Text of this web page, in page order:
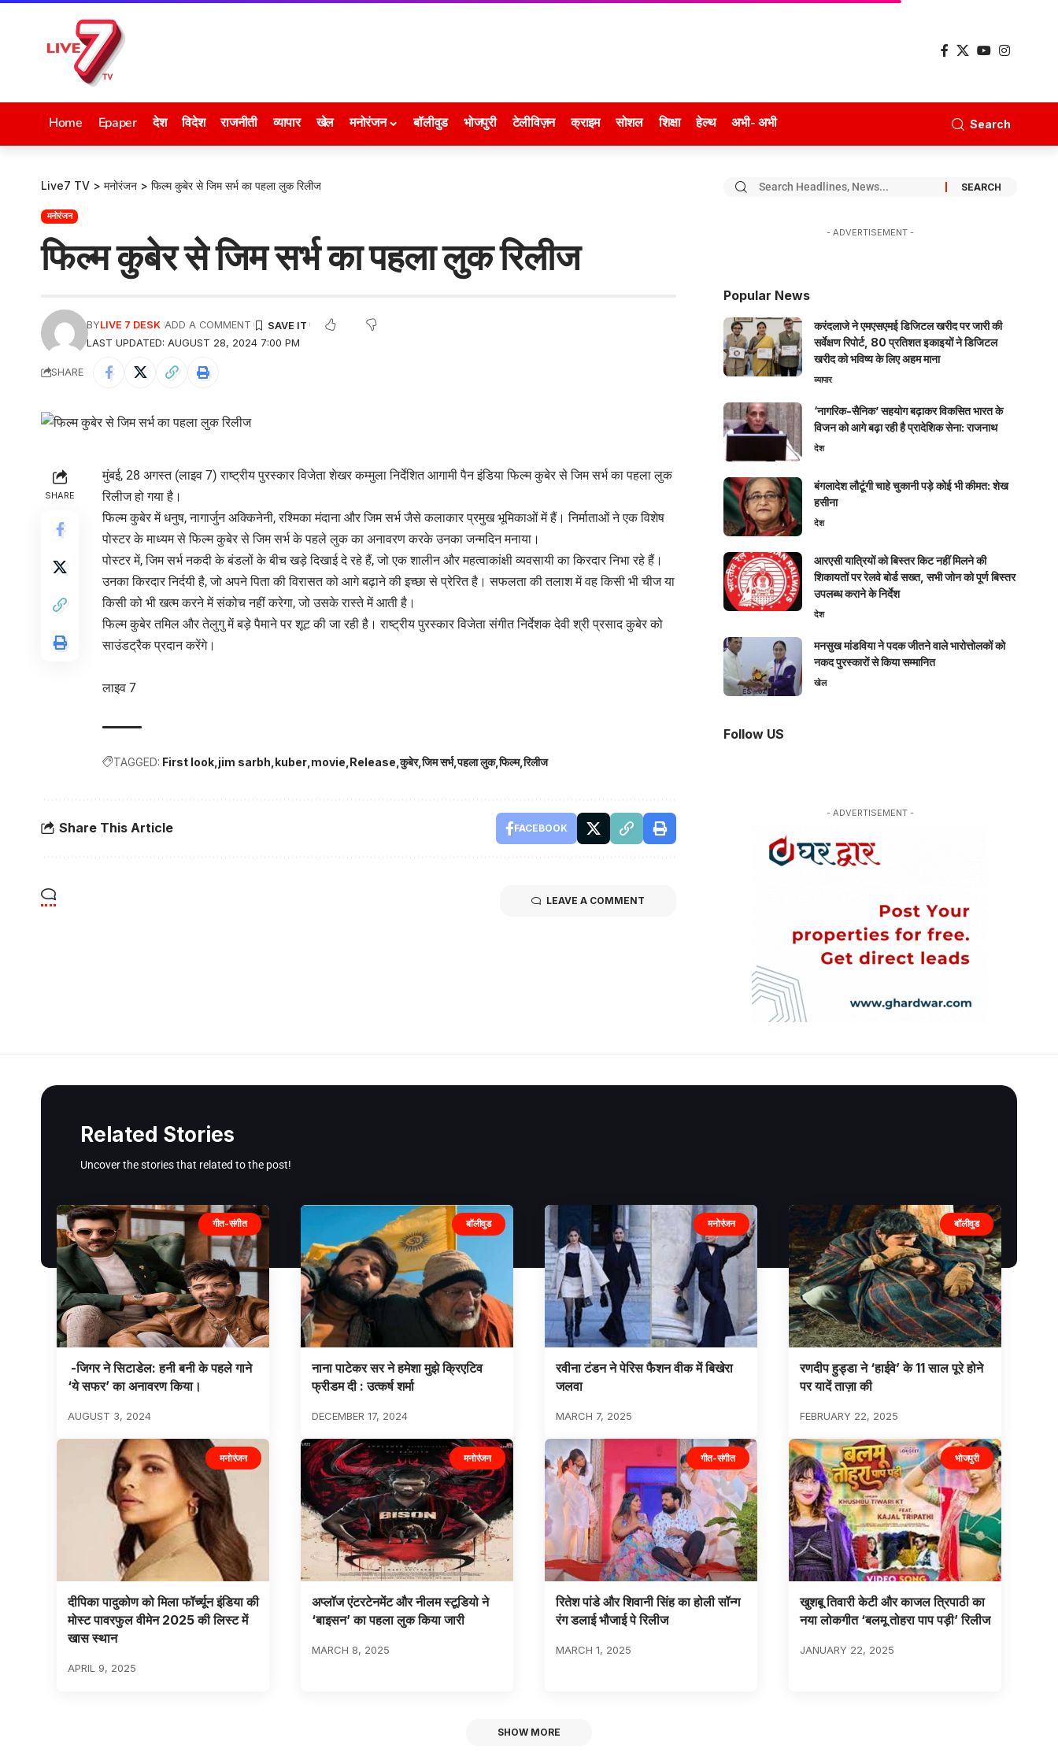
Home Epaper देश विदेश राजनीती व्यापार खेल मनोरंजन बॉलीवुड भोजपुरी टेलीविज़न क्राइम सोशल शिक्षा हेल्थ अभी- अभी Search
Live7 TV > मनोरंजन > फिल्म कुबेर से जिम सर्भ का पहला लुक रिलीज
मनोरंजन
फिल्म कुबेर से जिम सर्भ का पहला लुक रिलीज
LAST UPDATED: AUGUST 28, 2024 7:00 PM
BYLIVE 7 DESK ADD A COMMENT
SHARE
SHARE
मुंबई, 28 अगस्त (लाइव 7) राष्ट्रीय पुरस्कार विजेता शेखर कम्मुला निर्देशित आगामी पैन इंडिया फिल्म कुबेर से जिम सर्भ का पहला लुक
रिलीज हो गया है।
फिल्म कुबेर में धनुष, नागार्जुन अक्किनेनी, रश्मिका मंदाना और जिम सर्भ जैसे कलाकार प्रमुख भूमिकाओं में हैं। निर्माताओं ने एक विशेष
पोस्टर के माध्यम से फिल्म कुबेर से जिम सर्भ के पहले लुक का अनावरण करके उनका जन्मदिन मनाया।
पोस्टर में, जिम सर्भ नकदी के बंडलों के बीच खड़े दिखाई दे रहे हैं, जो एक शालीन और महत्वाकांक्षी व्यवसायी का किरदार निभा रहे हैं।
उनका किरदार निर्दयी है, जो अपने पिता की विरासत को आगे बढ़ाने की इच्छा से प्रेरित है। सफलता की तलाश में वह किसी भी चीज या
किसी को भी खत्म करने में संकोच नहीं करेगा, जो उसके रास्ते में आती है।
फिल्म कुबेर तमिल और तेलुगु में बड़े पैमाने पर शूट की जा रही है। राष्ट्रीय पुरस्कार विजेता संगीत निर्देशक देवी श्री प्रसाद कुबेर को
साउंडट्रैक प्रदान करेंगे।
लाइव 7
TAGGED: First look jim sarbh kuber movie Release कुबेर जिम सर्भ पहला लुक फिल्म रिलीज
Share This Article FACEBOOK
LEAVE A COMMENT
- ADVERTISEMENT -
Popular News
करंदलाजे ने एमएसएमई डिजिटल खरीद पर जारी की
सर्वेक्षण रिपोर्ट, 80 प्रतिशत इकाइयों ने डिजिटल
खरीद को भविष्य के लिए अहम माना
व्यापार
‘नागरिक-सैनिक’ सहयोग बढ़ाकर विकसित भारत के
विजन को आगे बढ़ा रही है प्रादेशिक सेना: राजनाथ
देश
बंगलादेश लौटूंगी चाहे चुकानी पड़े कोई भी कीमत: शेख
हसीना
देश
आरएसी यात्रियों को बिस्तर किट नहीं मिलने की
शिकायतों पर रेलवे बोर्ड सख्त, सभी जोन को पूर्ण बिस्तर
उपलब्ध कराने के निर्देश
देश
मनसुख मांडविया ने पदक जीतने वाले भारोत्तोलकों को
नकद पुरस्कारों से किया सम्मानित
खेल
Follow US
- ADVERTISEMENT -
Related Stories
Uncover the stories that related to the post!
गीत-संगीत
-जिगर ने सिटाडेल: हनी बनी के पहले गाने
‘ये सफर’ का अनावरण किया।
AUGUST 3, 2024
बॉलीवुड
नाना पाटेकर सर ने हमेशा मुझे क्रिएटिव
फ्रीडम दी : उत्कर्ष शर्मा
DECEMBER 17, 2024
मनोरंजन
रवीना टंडन ने पेरिस फैशन वीक में बिखेरा
जलवा
MARCH 7, 2025
बॉलीवुड
रणदीप हुड्डा ने ‘हाईवे’ के 11 साल पूरे होने
पर यादें ताज़ा की
FEBRUARY 22, 2025
मनोरंजन
दीपिका पादुकोण को मिला फॉर्च्यून इंडिया की
मोस्ट पावरफुल वीमेन 2025 की लिस्ट में
खास स्थान
APRIL 9, 2025
मनोरंजन
अप्लॉज एंटरटेनमेंट और नीलम स्टूडियो ने
‘बाइसन’ का पहला लुक किया जारी
MARCH 8, 2025
गीत-संगीत
रितेश पांडे और शिवानी सिंह का होली सॉन्ग
रंग डलाई भौजाई पे रिलीज
MARCH 1, 2025
भोजपुरी
खुशबू तिवारी केटी और काजल त्रिपाठी का
नया लोकगीत ‘बलमू तोहरा पाप पड़ी’ रिलीज
JANUARY 22, 2025
SHOW MORE